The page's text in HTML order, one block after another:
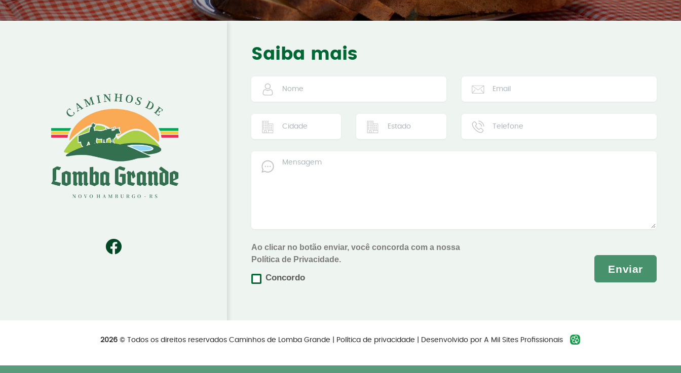
Saiba mais
Ao clicar no botão enviar, você concorda com a nossa
Política de Privacidade.
Concordo
Enviar
2026 © Todos os direitos reservados Caminhos de Lomba Grande | Política de privacidade | Desenvolvido por A Mil Sites Profissionais